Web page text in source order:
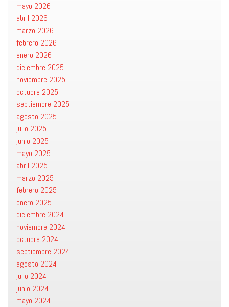
mayo 2026
abril 2026
marzo 2026
febrero 2026
enero 2026
diciembre 2025
noviembre 2025
octubre 2025
septiembre 2025
agosto 2025
julio 2025
junio 2025
mayo 2025
abril 2025
marzo 2025
febrero 2025
enero 2025
diciembre 2024
noviembre 2024
octubre 2024
septiembre 2024
agosto 2024
julio 2024
junio 2024
mayo 2024